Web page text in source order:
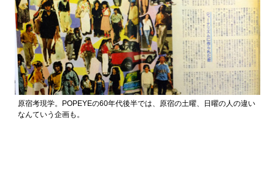
原宿考現学。POPEYEの60年代後半では、原宿の土曜、日曜の人の違い
なんていう企画も。